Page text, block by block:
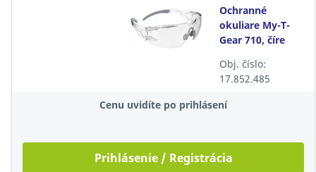
Ochranné
okuliare My-T-
Gear 710, číre
Obj. číslo:
17.852.485
Cenu uvidíte po prihlásení
Prihlásenie / Registrácia